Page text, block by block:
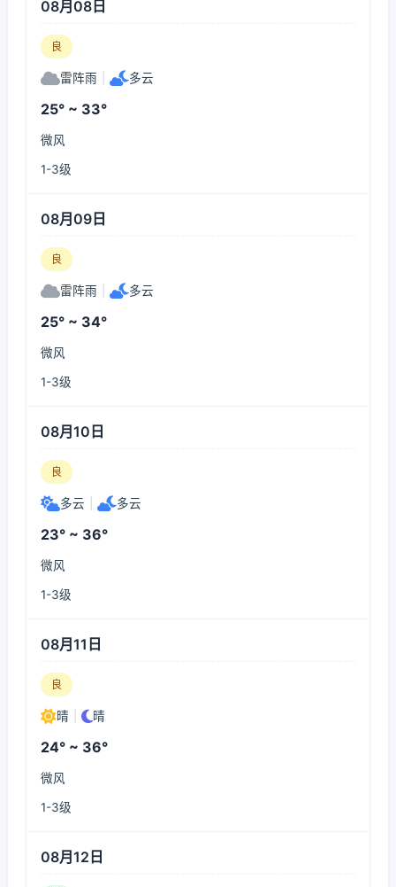
08月08日
良
雷阵雨 多云
25° ~ 33°
微风
1-3级
08月09日
良
雷阵雨 多云
25° ~ 34°
微风
1-3级
08月10日
良
多云 多云
23° ~ 36°
微风
1-3级
08月11日
良
晴 晴
24° ~ 36°
微风
1-3级
08月12日